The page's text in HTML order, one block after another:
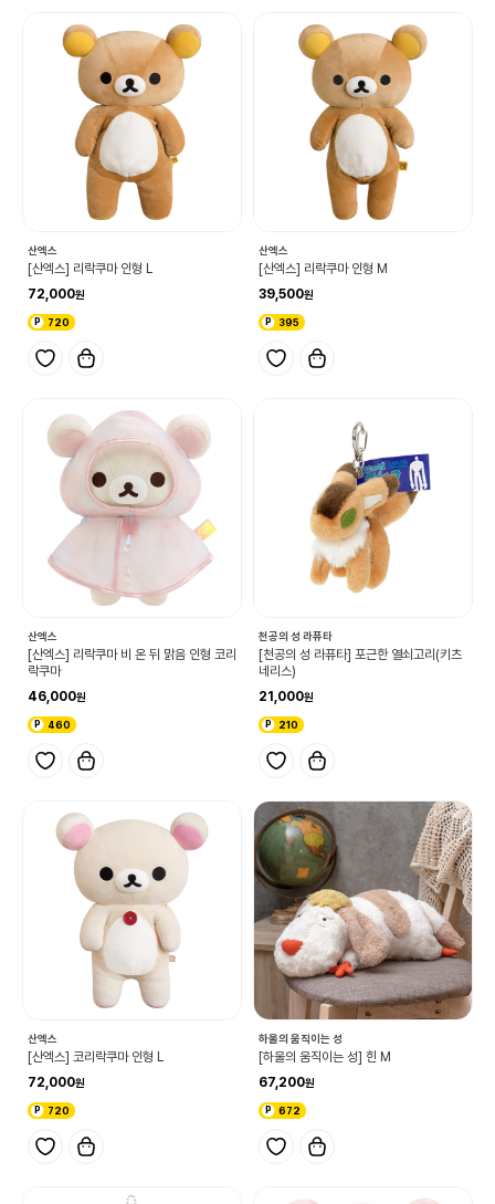
산엑스
[산엑스] 리락쿠마 인형 L
72,000
720
산엑스
[산엑스] 리락쿠마 인형 M
39,500
395
산엑스
[산엑스] 리락쿠마 비 온 뒤 맑음 인형 코리
락쿠마
46,000
460
천공의 성 라퓨타
[천공의 성 라퓨타] 포근한 열쇠고리(키츠
네리스)
21,000
210
산엑스
[산엑스] 코리락쿠마 인형 L
72,000
720
하울의 움직이는 성
[하울의 움직이는 성] 힌 M
67,200
672